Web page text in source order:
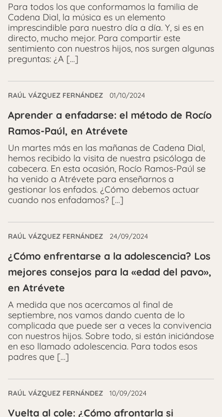
Para todos los que conformamos la familia de
Cadena Dial, la música es un elemento
imprescindible para nuestro día a día. Y, si es en
directo, mucho mejor. Para compartir este
sentimiento con nuestros hijos, nos surgen algunas
preguntas: ¿A […]
RAÚL VÁZQUEZ FERNÁNDEZ 01/10/2024
Aprender a enfadarse: el método de Rocío
Ramos-Paúl, en Atrévete
Un martes más en las mañanas de Cadena Dial,
hemos recibido la visita de nuestra psicóloga de
cabecera. En esta ocasión, Rocío Ramos-Paúl se
ha venido a Atrévete para enseñarnos a
gestionar los enfados. ¿Cómo debemos actuar
cuando nos enfadamos? […]
RAÚL VÁZQUEZ FERNÁNDEZ 24/09/2024
¿Cómo enfrentarse a la adolescencia? Los
mejores consejos para la «edad del pavo»,
en Atrévete
A medida que nos acercamos al final de
septiembre, nos vamos dando cuenta de lo
complicada que puede ser a veces la convivencia
con nuestros hijos. Sobre todo, si están iniciándose
en eso llamado adolescencia. Para todos esos
padres que […]
RAÚL VÁZQUEZ FERNÁNDEZ 10/09/2024
Vuelta al cole: ¿Cómo afrontarla si